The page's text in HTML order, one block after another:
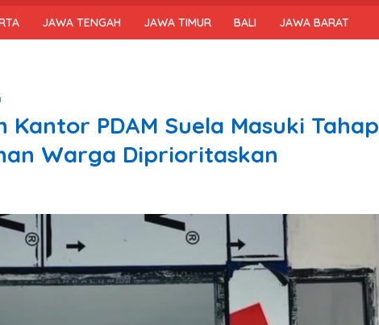
JAWA TENGAH JAWA TIMUR BALI JAWA BARAT
Kantor PDAM Suela Masuki Tahap
Warga Diprioritaskan